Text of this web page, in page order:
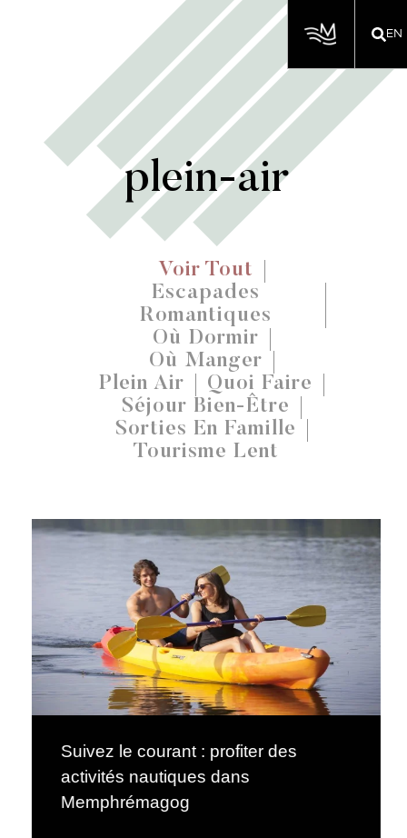
EN
plein-air
Voir Tout
Escapades
Romantiques
Où Dormir
Où Manger
Plein Air Quoi Faire
Séjour Bien-Être
Sorties En Famille
Tourisme Lent
Suivez le courant : profiter des
activités nautiques dans
Memphrémagog